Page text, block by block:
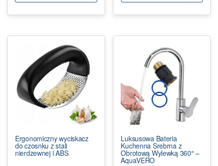
Ergonomiczny wyciskacz
do czosnku z stali
nierdzewnej i ABS
Luksusowa Bateria
Kuchenna Srebrna z
Obrotową Wylewką 360° –
AquaVERO